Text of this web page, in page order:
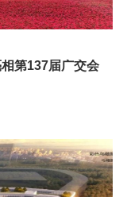
第137届广交会